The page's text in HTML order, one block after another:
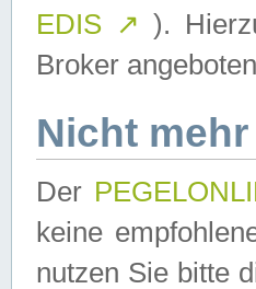
EDIS ↗ ).
Broker
Nicht
Der
keine
nutzen Sie bitte